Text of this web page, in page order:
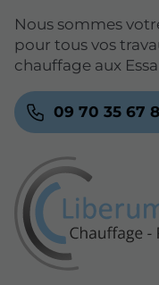
Nous sommes
pour tous vos
chauffage aux
09 70 35 67